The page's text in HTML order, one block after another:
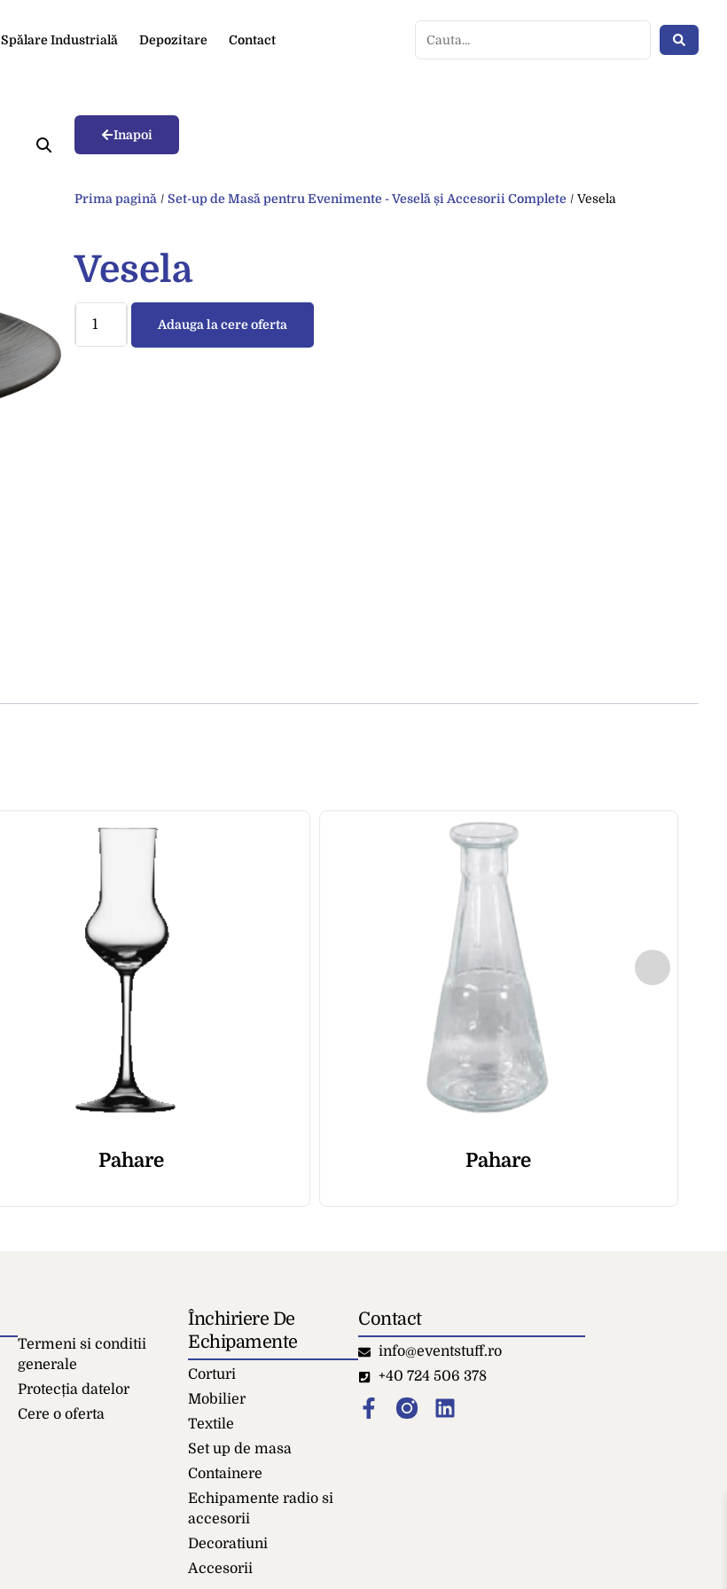
Spălare Industrială Depozitare Contact
Inapoi
Prima pagină / Set-up de Masă pentru Evenimente - Veselă și Accesorii Complete / Vesela
Vesela
Adauga la cere oferta
Pahare Pahare
Termeni si conditii
generale
Protecția datelor
Cere o oferta
Închiriere De
Echipamente
Corturi
Mobilier
Textile
Set up de masa
Containere
Echipamente radio si
accesorii
Decoratiuni
Accesorii
Contact
info@eventstuff.ro
+40 724 506 378